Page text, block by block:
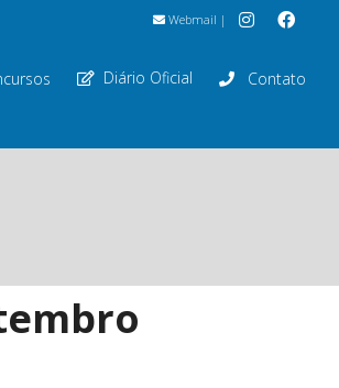
Webmail |
Diário Oficial Contato